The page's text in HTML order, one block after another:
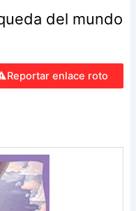
del mundo
Reportar enlace roto